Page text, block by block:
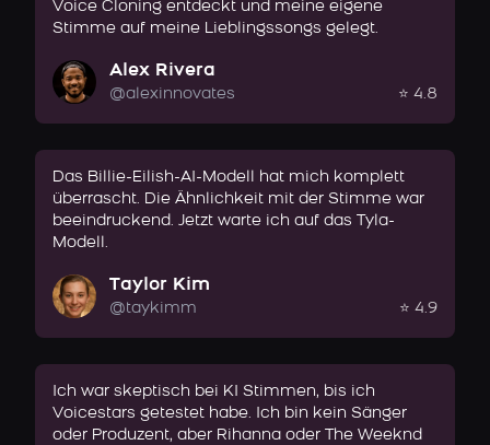
Voice Cloning entdeckt und meine eigene
Stimme auf meine Lieblingssongs gelegt.
Alex Rivera
@alexinnovates ⭐ 4.8
Das Billie-Eilish-AI-Modell hat mich komplett
überrascht. Die Ähnlichkeit mit der Stimme war
beeindruckend. Jetzt warte ich auf das Tyla-
Modell.
Taylor Kim
@taykimm ⭐ 4.9
Ich war skeptisch bei KI Stimmen, bis ich
Voicestars getestet habe. Ich bin kein Sänger
oder Produzent, aber Rihanna oder The Weeknd